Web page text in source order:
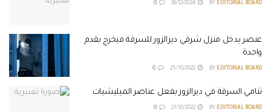
BY EDITORIAL BOARD
عنصر يدخل منزل شرقي ديرالزور للسرقة فيخرج بقدم
واحدة
BY EDITORIAL BOARD
تنامي السرقة في ديرالزور بفعل عناصر الميليشيات
BY EDITORIAL BOARD